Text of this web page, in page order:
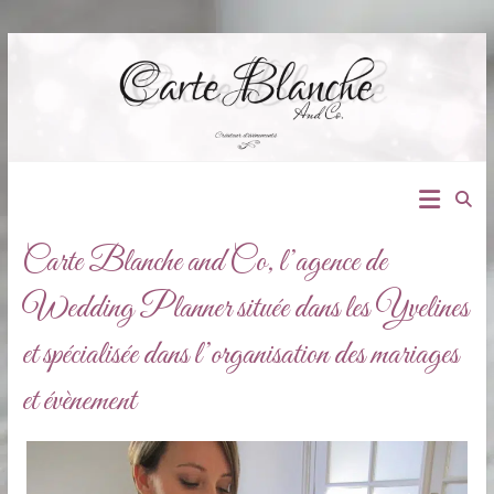
de
wedding
planner
dans
les
Carte Blanche and Co, l’agence de
Wedding Planner située dans les Yvelines
et spécialisée dans l’organisation des mariages
et évènement